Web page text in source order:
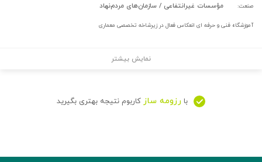
صنعت: مؤسسات غیرانتفاعی / سازمان‌های مردم‌نهاد
آموزشگاه فنی و حرفه ای انعکاس فعال در زیرشاخه تخصصی معماری
نمایش بیشتر
با رزومه ساز کاربوم نتیجه بهتری بگیرید